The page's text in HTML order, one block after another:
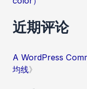
近期评论
A WordPress
均线》